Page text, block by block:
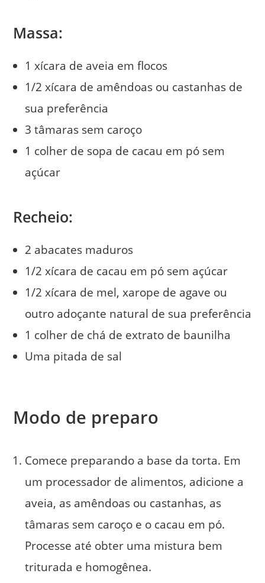
Massa:
1 xícara de aveia em flocos
1/2 xícara de amêndoas ou castanhas de
sua preferência
3 tâmaras sem caroço
1 colher de sopa de cacau em pó sem
açúcar
Recheio:
2 abacates maduros
1/2 xícara de cacau em pó sem açúcar
1/2 xícara de mel, xarope de agave ou
outro adoçante natural de sua preferência
1 colher de chá de extrato de baunilha
Uma pitada de sal
⁣Modo de preparo⁣
Comece preparando a base da torta. Em
um processador de alimentos, adicione a
aveia, as amêndoas ou castanhas, as
tâmaras sem caroço e o cacau em pó.
Processe até obter uma mistura bem
triturada e homogênea.